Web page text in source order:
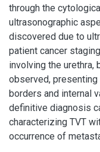
through the
ultrasonographic
discovered due to
patient cancer
involving the urethra,
observed,
borders and internal
definitive diagnosis
characterizing TVT
occurrence of